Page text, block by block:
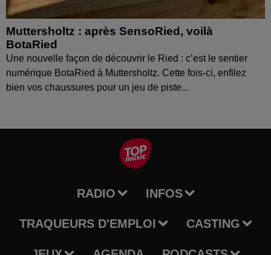
Muttersholtz : après SensoRied, voilà
BotaRied
Une nouvelle façon de découvrir le Ried : c’est le sentier
numérique BotaRied à Muttersholtz. Cette fois-ci, enfilez
bien vos chaussures pour un jeu de piste...
RADIO INFOS
TRAQUEURS D'EMPLOI CASTING